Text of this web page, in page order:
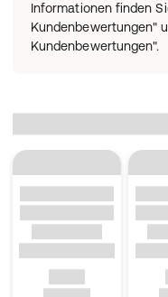
Informationen finden
Kundenbewertungen"
Kundenbewertungen".